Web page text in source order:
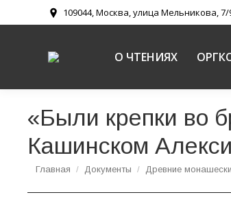
109044, Москва, улица Мельникова, 7/
О ЧТЕНИЯХ
«Были крепки во
Кашинском
Вы здесь:
Главная Документы Древние